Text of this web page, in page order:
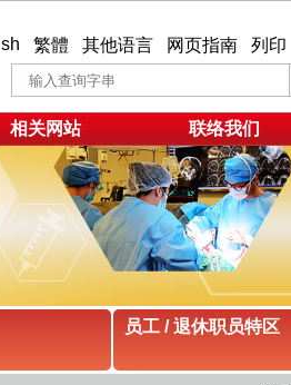
繁體 其他语言 网页指南 列印
相关网站 联络我们
员工 / 退休职员特区